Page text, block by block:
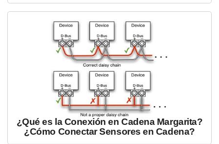
¿Qué es la Conexión en Cadena Margarita?
¿Cómo Conectar Sensores en Cadena?